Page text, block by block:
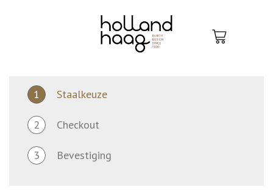
1 Staalkeuze
2 Checkout
3 Bevestiging